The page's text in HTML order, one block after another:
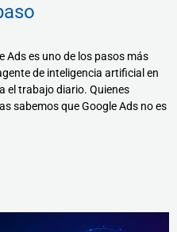
Ads es uno de los pasos más
de inteligencia artificial en
el trabajo diario. Quienes
sabemos que Google Ads no es